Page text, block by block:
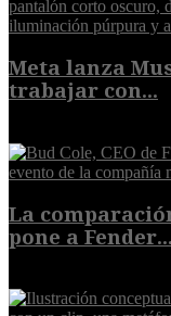
Meta lanza
trabajar con...
La
pone a Fender...